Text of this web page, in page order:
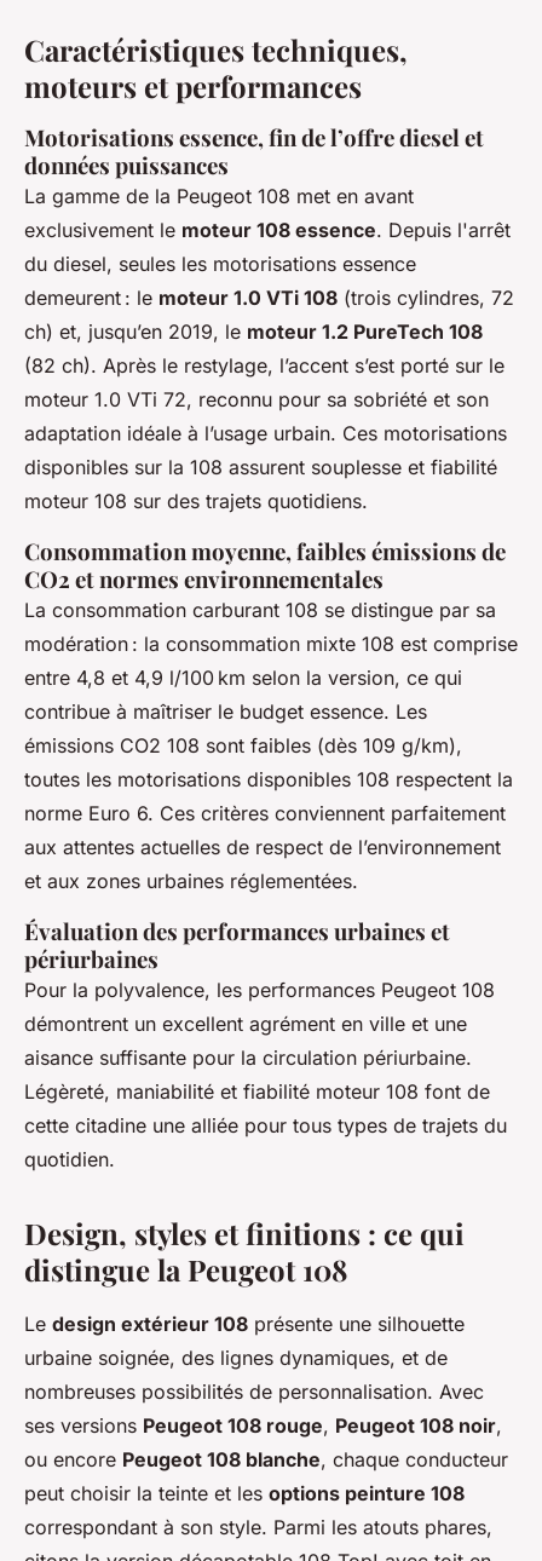
Caractéristiques techniques,
moteurs et performances
Motorisations essence, fin de l’offre diesel et
données puissances
La gamme de la Peugeot 108 met en avant
exclusivement le moteur 108 essence. Depuis l'arrêt
du diesel, seules les motorisations essence
demeurent : le moteur 1.0 VTi 108 (trois cylindres, 72
ch) et, jusqu’en 2019, le moteur 1.2 PureTech 108
(82 ch). Après le restylage, l’accent s’est porté sur le
moteur 1.0 VTi 72, reconnu pour sa sobriété et son
adaptation idéale à l’usage urbain. Ces motorisations
disponibles sur la 108 assurent souplesse et fiabilité
moteur 108 sur des trajets quotidiens.
Consommation moyenne, faibles émissions de
CO2 et normes environnementales
La consommation carburant 108 se distingue par sa
modération : la consommation mixte 108 est comprise
entre 4,8 et 4,9 l/100 km selon la version, ce qui
contribue à maîtriser le budget essence. Les
émissions CO2 108 sont faibles (dès 109 g/km),
toutes les motorisations disponibles 108 respectent la
norme Euro 6. Ces critères conviennent parfaitement
aux attentes actuelles de respect de l’environnement
et aux zones urbaines réglementées.
Évaluation des performances urbaines et
périurbaines
Pour la polyvalence, les performances Peugeot 108
démontrent un excellent agrément en ville et une
aisance suffisante pour la circulation périurbaine.
Légèreté, maniabilité et fiabilité moteur 108 font de
cette citadine une alliée pour tous types de trajets du
quotidien.
Design, styles et finitions : ce qui
distingue la Peugeot 108
Le design extérieur 108 présente une silhouette
urbaine soignée, des lignes dynamiques, et de
nombreuses possibilités de personnalisation. Avec
ses versions Peugeot 108 rouge, Peugeot 108 noir,
ou encore Peugeot 108 blanche, chaque conducteur
peut choisir la teinte et les options peinture 108
correspondant à son style. Parmi les atouts phares,